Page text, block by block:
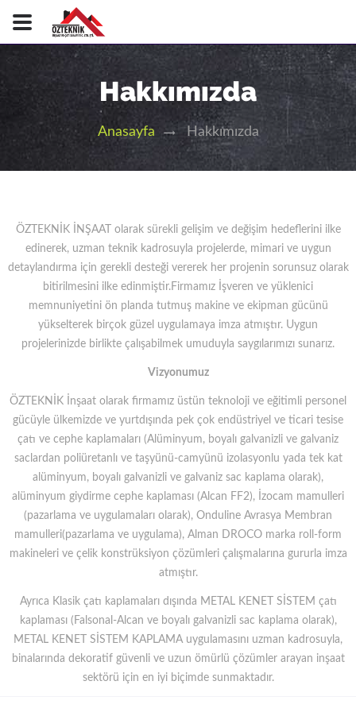
Hakkımızda
Anasayfa Hakkımızda
ÖZTEKNİK İNŞAAT olarak sürekli gelişim ve değişim hedeflerini ilke
edinerek, uzman teknik kadrosuyla projelerde, mimari ve uygun
detaylandırma için gerekli desteği vererek her projenin sorunsuz olarak
bitirilmesini ilke edinmiştir.Firmamız İşveren ve yüklenici
memnuniyetini ön planda tutmuş makine ve ekipman gücünü
yükselterek birçok güzel uygulamaya imza atmıştır. Uygun
projelerinizde birlikte çalışabilmek umuduyla saygılarımızı sunarız.
Vizyonumuz
ÖZTEKNİK İnşaat olarak firmamız üstün teknoloji ve eğitimli personel
gücüyle ülkemizde ve yurtdışında pek çok endüstriyel ve ticari tesise
çatı ve cephe kaplamaları (Alüminyum, boyalı galvanizli ve galvaniz
saclardan poliüretanlı ve taşyünü-camyünü izolasyonlu yada tek kat
alüminyum, boyalı galvanizli ve galvaniz sac kaplama olarak),
alüminyum giydirme cephe kaplaması (Alcan FF2), İzocam mamulleri
(pazarlama ve uygulamaları olarak), Onduline Avrasya Membran
mamulleri(pazarlama ve uygulama), Alman DROCO marka roll-form
makineleri ve çelik konstrüksiyon çözümleri çalışmalarına gururla imza
atmıştır.
Ayrıca Klasik çatı kaplamaları dışında METAL KENET SİSTEM çatı
kaplaması (Falsonal-Alcan ve boyalı galvanizli sac kaplama olarak),
METAL KENET SİSTEM KAPLAMA uygulamasını uzman kadrosuyla,
binalarında dekoratif güvenli ve uzun ömürlü çözümler arayan inşaat
sektörü için en iyi biçimde sunmaktadır.